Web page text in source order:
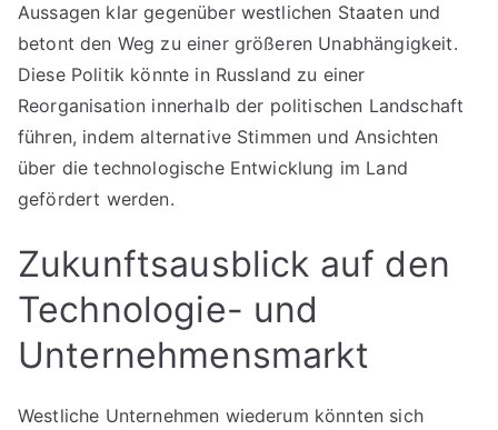
Aussagen klar gegenüber westlichen Staaten und
betont den Weg zu einer größeren Unabhängigkeit.
Diese Politik könnte in Russland zu einer
Reorganisation innerhalb der politischen Landschaft
führen, indem alternative Stimmen und Ansichten
über die technologische Entwicklung im Land
gefördert werden.
Zukunftsausblick auf den
Technologie- und
Unternehmensmarkt
Westliche Unternehmen wiederum könnten sich